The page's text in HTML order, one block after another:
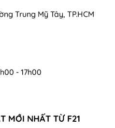
Trung Mỹ Tây, TP.HCM
- 17h00
MỚI NHẤT TỪ F21